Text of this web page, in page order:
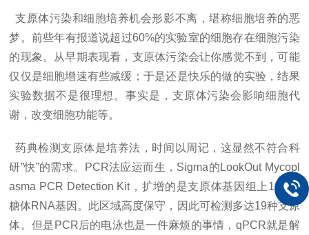
支原体污染和细胞培养机会形影不离，堪称细胞培养的恶
梦。前些年有报道说超过60%的实验室的细胞存在细胞污染
的现象。从早期表现看，支原体污染会让你感觉不到，可能
仅仅是细胞增速有些减缓；于是还是快乐的做的实验，结果
实验数据不是很理想。事实是，支原体污染会影响细胞代
谢，改变细胞功能等。
药典检测支原体是培养法，时间以周记，这显然不符合科
研”快”的需求。PCR法应运而生，Sigma的LookOut Mycopl
asma PCR Detection Kit，扩增的是支原体基因组上16S核
糖体RNA基因。此区域高度保守，因此可检测多达19种支原
体。但是PCR后的电泳也是一件麻烦的事情，qPCR就是解